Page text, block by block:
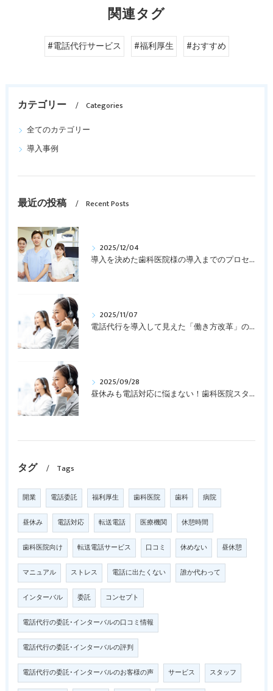
関連タグ
#電話代行サービス #福利厚生 #おすすめ
カテゴリー
Categories
全てのカテゴリー
導入事例
最近の投稿 Recent Posts
2025/12/04
導入を決めた歯科医院様の導入までのプロセスを紹介します
2025/11/07
電話代行を導入して見えた「働き方改革」の第一歩
2025/09/28
昼休みも電話対応に悩まない！歯科医院スタッフを守る「電話代行サービス」
タグ Tags
開業 電話委託 福利厚生 歯科医院 歯科 病院
昼休み 電話対応 転送電話 医療機関 休憩時間
歯科医院向け 転送電話サービス 口コミ 休めない 昼休憩
マニュアル ストレス 電話に出たくない 誰か代わって
インターバル 委託 コンセプト
電話代行の委託･インターバルの口コミ情報
電話代行の委託･インターバルの評判
電話代行の委託･インターバルのお客様の声 サービス スタッフ